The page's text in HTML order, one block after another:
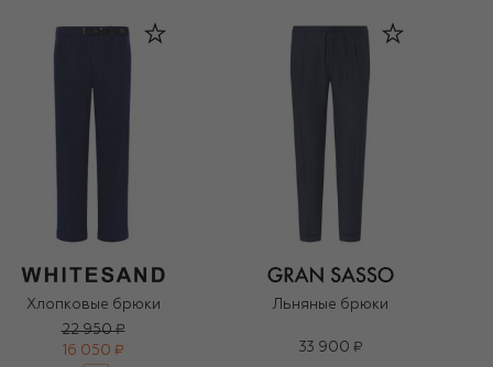
Хлопковые брюки
22 950 ₽
16 050 ₽
Льняные брюки
33 900 ₽